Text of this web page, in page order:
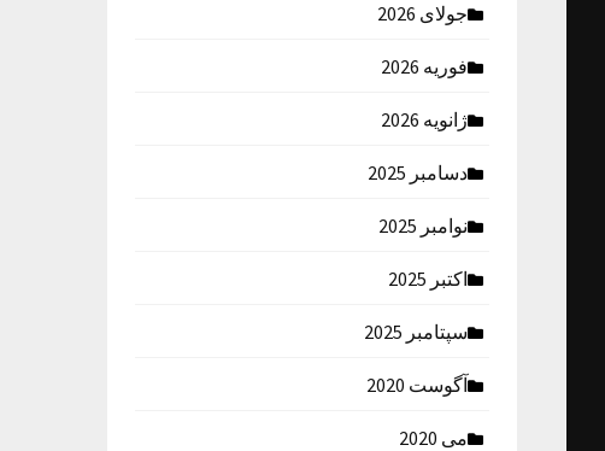
جولای 2026
فوریه 2026
ژانویه 2026
دسامبر 2025
نوامبر 2025
اکتبر 2025
سپتامبر 2025
آگوست 2020
می 2020